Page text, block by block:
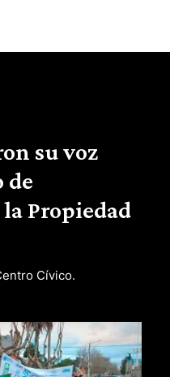
su voz
de
Propiedad
Cívico.